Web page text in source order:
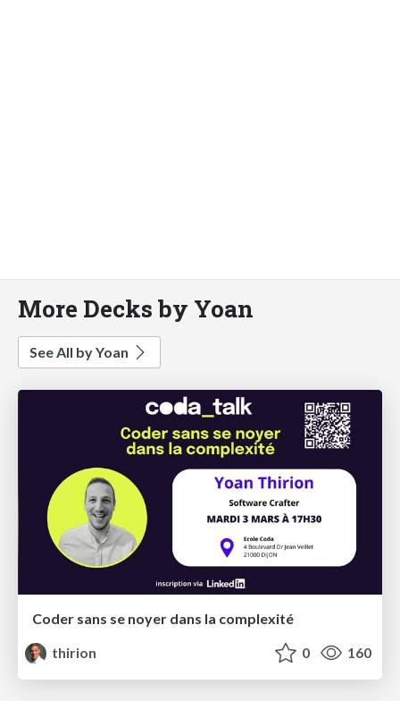
More Decks by Yoan
See All by Yoan
Coder sans se noyer dans la complexité
thirion
0 160